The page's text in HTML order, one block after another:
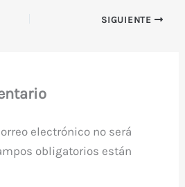
SIGUIENTE
electrónico no será
obligatorios están